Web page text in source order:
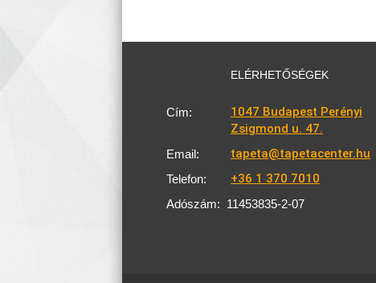
ELÉRHETŐSÉGEK
Cím:
1047 Budapest Perényi
Zsigmond u. 47.
Email: tapeta@tapetacenter.hu
Telefon: +36 1 370 7010
Adószám: 11453835-2-07